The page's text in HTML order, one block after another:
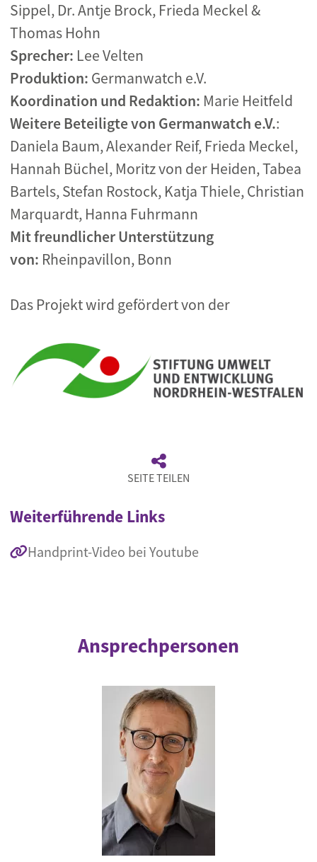
Sippel, Dr. Antje Brock, Frieda Meckel &
Thomas Hohn
Sprecher: Lee Velten
Produktion: Germanwatch e.V.
Koordination und Redaktion: Marie Heitfeld
Weitere Beteiligte von Germanwatch e.V.:
Daniela Baum, Alexander Reif, Frieda Meckel,
Hannah Büchel, Moritz von der Heiden, Tabea
Bartels, Stefan Rostock, Katja Thiele, Christian
Marquardt, Hanna Fuhrmann
Mit freundlicher Unterstützung
von: Rheinpavillon, Bonn
Das Projekt wird gefördert von der
SEITE TEILEN
Weiterführende Links
Handprint-Video bei Youtube
Ansprechpersonen